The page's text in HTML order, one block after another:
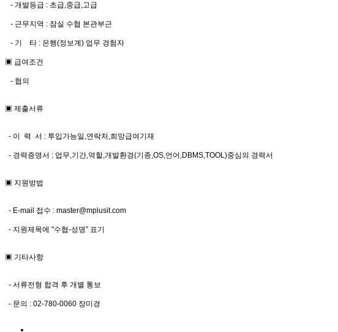
- 개발등급 : 초급,중급,고급
- 근무지역 : 잠실 수협 본관부근
- 기 타 : 은행(정보계) 업무 경험자
▣ 급여조건
- 협의
▣ 제출서류
- 이 력 서 : 투입가능일,연락처,희망급여기재
- 경력증명서 : 업무,기간,역할,개발환경(기종,OS,언어,DBMS,TOOL)중심의 경력서
▣ 지원방법
- E-mail 접수 : master@mplusit.com
- 지원제목에 "수협-성명” 표기
▣ 기타사항
- 서류전형 합격 후 개별 통보
- 문의 : 02-780-0060 장미경